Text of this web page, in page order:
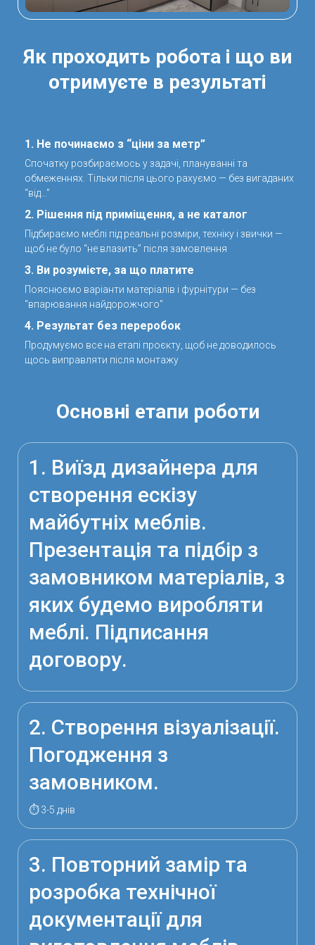
Як проходить робота і що ви
отримуєте в результаті
1. Не починаємо з “ціни за метр”
Спочатку розбираємось у задачі, плануванні та
обмеженнях. Тільки після цього рахуємо — без вигаданих
“від…”
2. Рішення під приміщення, а не каталог
Підбираємо меблі під реальні розміри, техніку і звички —
щоб не було “не влазить” після замовлення
3. Ви розумієте, за що платите
Пояснюємо варіанти матеріалів і фурнітури — без
“впарювання найдорожчого”
4. Результат без переробок
Продумуємо все на етапі проєкту, щоб не доводилось
щось виправляти після монтажу
Основні етапи роботи
1. Виїзд дизайнера для
створення ескізу
майбутніх меблів.
Презентація та підбір з
замовником матеріалів, з
яких будемо виробляти
меблі. Підписання
договору.
2. Створення візуалізації.
Погодження з
замовником.
⏱ 3-5 днів
3. Повторний замір та
розробка технічної
документації для